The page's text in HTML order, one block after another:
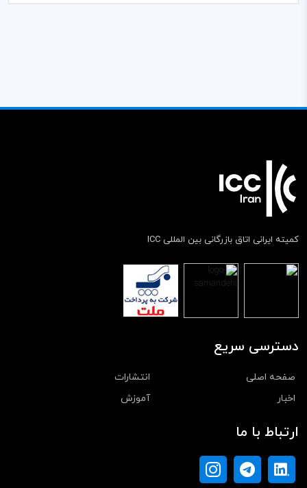
کمیته ایرانی اتاق بازرگانی بین المللی ICC
دسترسی سریع
صفحه اصلی
انتشارات
اخبار
آموزش
ارتباط با ما